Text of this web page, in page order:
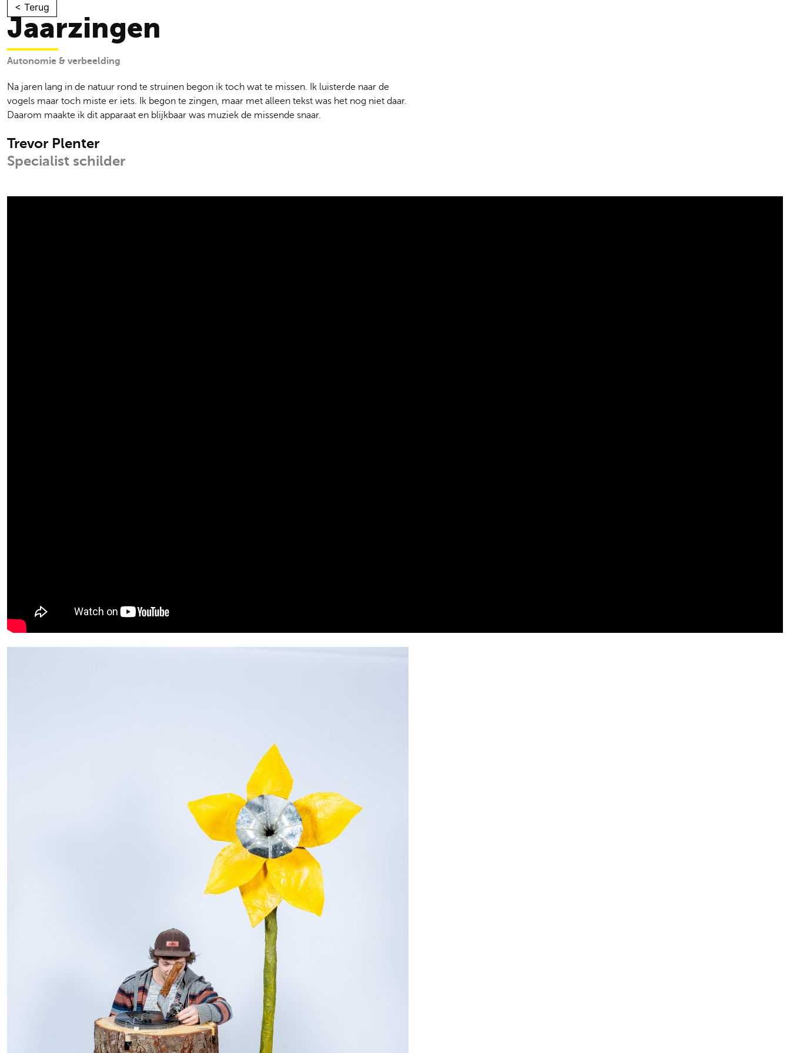
Skip
to
content
< Terug
Jaarzingen
Autonomie & verbeelding
Na jaren lang in de natuur rond te struinen begon ik toch wat te missen. Ik luisterde naar de
vogels maar toch miste er iets. Ik begon te zingen, maar met alleen tekst was het nog niet daar.
Daarom maakte ik dit apparaat en blijkbaar was muziek de missende snaar.
Trevor Plenter
Specialist schilder